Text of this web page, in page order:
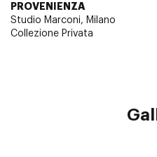
PROVENIENZA
Studio Marconi, Milano
Collezione Privata